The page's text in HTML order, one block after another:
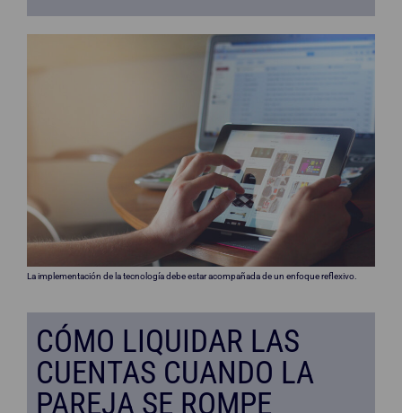
La implementación de la tecnología debe estar acompañada de un enfoque reflexivo.
CÓMO LIQUIDAR LAS
CUENTAS CUANDO LA
PAREJA SE ROMPE